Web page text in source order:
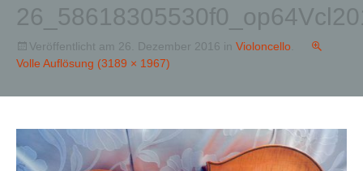
Veröffentlicht am 26. Dezember 2016 in Violoncello
Volle Auflösung (3189 × 1967)